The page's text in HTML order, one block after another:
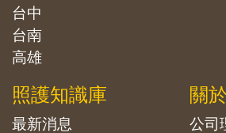
台中
台南
高雄
照護知識庫
最新消息
關
公司